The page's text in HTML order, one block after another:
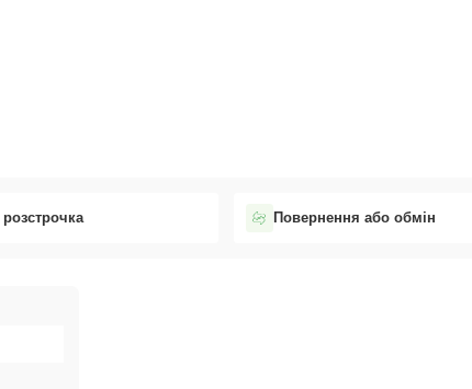
Повернення або обмін